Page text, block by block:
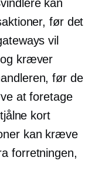
kan
før det
vil
kræver
før de
at foretage
kort
kan kræve
forretningen,